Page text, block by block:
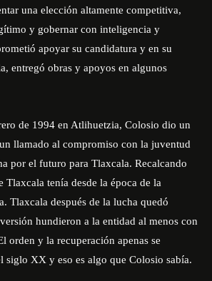
una elección altamente competitiva,
y gobernar con inteligencia y
apoyar su candidatura y en su
entregó obras y apoyos en algunos
de 1994 en Atlihuetzia, Colosio dio un
llamado al compromiso con la juventud
por el futuro para Tlaxcala. Recalcando
Tlaxcala tenía desde la época de la
Tlaxcala después de la lucha quedó
hundieron a la entidad al menos con
orden y la recuperación apenas se
siglo XX y eso es algo que Colosio sabía.